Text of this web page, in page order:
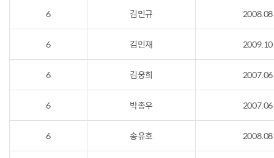
6 김민규 2008.08
6 김민재 2009.10
6 김웅희 2007.06
6 박종우 2007.06
6 송유호 2008.08